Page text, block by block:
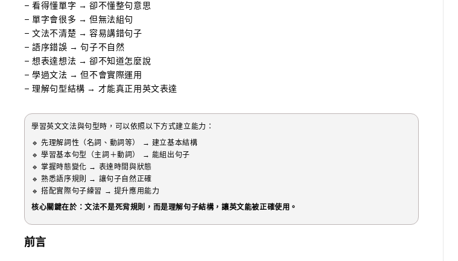
– 看得懂單字 → 卻不懂整句意思
– 單字會很多 → 但無法組句
– 文法不清楚 → 容易講錯句子
– 語序錯誤 → 句子不自然
– 想表達想法 → 卻不知道怎麼說
– 學過文法 → 但不會實際運用
– 理解句型結構 → 才能真正用英文表達
學習英文文法與句型時，可以依照以下方式建立能力：
🔹 先理解詞性（名詞、動詞等） → 建立基本結構
🔹 學習基本句型（主詞＋動詞） → 能組出句子
🔹 掌握時態變化 → 表達時間與狀態
🔹 熟悉語序規則 → 讓句子自然正確
🔹 搭配實際句子練習 → 提升應用能力
核心關鍵在於：文法不是死背規則，而是理解句子結構，讓英文能被正確使用。
前言